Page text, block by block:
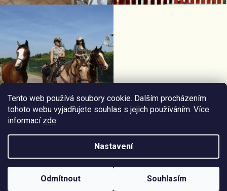
Tento web používá soubory cookie. Dalším procházením
tohoto webu vyjadřujete souhlas s jejich používáním. Více
informací zde.
Nastavení
Odmítnout Souhlasím
Vytvořil
Shoptetu